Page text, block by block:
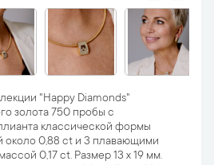
"Happy Diamonds"
золота 750 пробы с
классической формы
около 0,88 ct и 3 плавающими
0,17 ct. Размер 13 х 19 мм.